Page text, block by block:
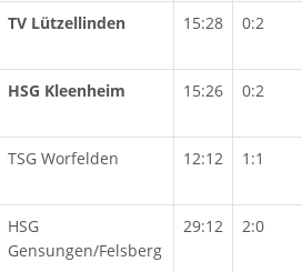
TV Lützellinden 15:28 0:2
HSG Kleenheim 15:26 0:2
TSG Worfelden 12:12 1:1
HSG
Gensungen/Felsberg
29:12 2:0